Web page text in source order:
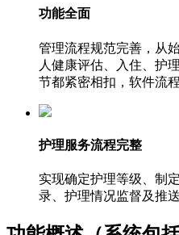
功能全面
管理流程规范完善，从
人健康评估、入住、护
节都紧密相扣，软件流
护理服务流程完整
实现确定护理等级、制
录、护理情况监督及推